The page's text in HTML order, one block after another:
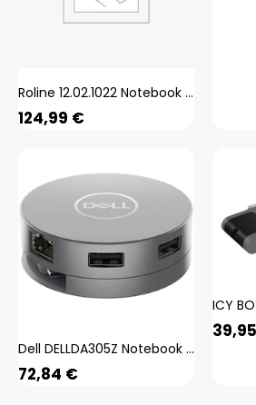
Roline 12.02.1022 Notebook Dockingstation Passend für Marke (Notebook Dockingstations): Universal
124,99 €
Dell DELLDA305Z Notebook Dockingstation
72,84 €
39,95